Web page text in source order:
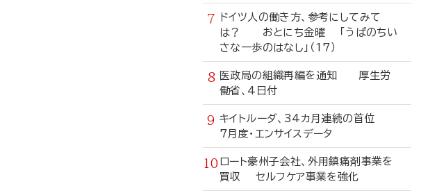
ドイツ人の働き方、参考にしてみて
は？ おとにち金曜 「うぱのちい
さな一歩のはなし」（17）
医政局の組織再編を通知 厚生労
働省、4日付
キイトルーダ、34カ月連続の首位
7月度・エンサイスデータ
ロート豪州子会社、外用鎮痛剤事業を
買収 セルフケア事業を強化